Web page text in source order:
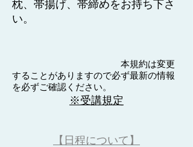
枕、帯揚げ、帯締めをお持ち下さ
い。
本規約は変更
することがありますので必ず最新の情報
を必ずご確認ください。
※受講規定
【日程について】